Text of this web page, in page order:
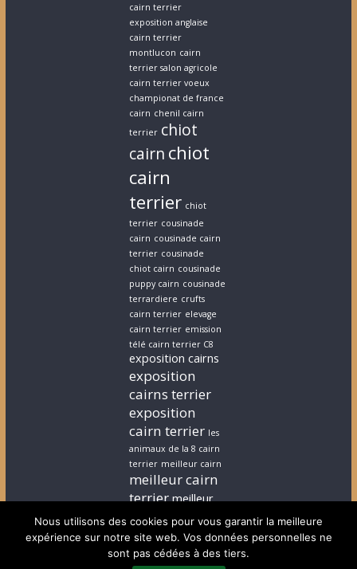
cairn terrier
exposition anglaise
cairn terrier
montlucon cairn
terrier salon agricole
cairn terrier voeux
championat de france
cairn chenil cairn
terrier chiot
cairn chiot
cairn
terrier chiot
terrier cousinade
cairn cousinade cairn
terrier cousinade
chiot cairn cousinade
puppy cairn cousinade
terrardiere crufts
cairn terrier elevage
cairn terrier emission
télé cairn terrier C8
exposition cairns
exposition
cairns terrier
exposition
cairn terrier les
animaux de la 8 cairn
terrier meilleur cairn
meilleur cairn
terrier meilleur
elevage cairn
terrier
stephanie
cairn terrier
stephanie
chiot cairn terrier
Nous utilisons des cookies pour vous garantir la meilleure
expérience sur notre site web. Vos données personnelles ne
sont pas cédées à des tiers.